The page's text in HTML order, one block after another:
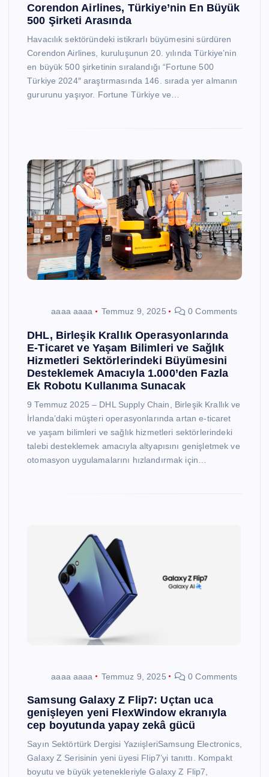
Corendon Airlines, Türkiye’nin En Büyük
500 Şirketi Arasında
Havacılık sektöründeki istikrarlı büyümesini sürdüren
Corendon Airlines, kuruluşunun 20. yılında Türkiye’nin
en büyük 500 şirketinin sıralandığı “Fortune 500
Türkiye 2024″ araştırmasında 146. sırada yer almanın
gururunu yaşıyor. Fortune Türkiye ve…
aaaa aaaa Temmuz 9, 2025 0 Comments
DHL, Birleşik Krallık Operasyonlarında
E-Ticaret ve Yaşam Bilimleri ve Sağlık
Hizmetleri Sektörlerindeki Büyümesini
Desteklemek Amacıyla 1.000’den Fazla
Ek Robotu Kullanıma Sunacak
9 Temmuz 2025 – DHL Supply Chain, Birleşik Krallık ve
İrlanda’daki müşteri operasyonlarında artan e-ticaret
ve yaşam bilimleri ve sağlık hizmetleri sektörlerindeki
talebi desteklemek amacıyla altyapısını genişletmek ve
otomasyon uygulamalarını hızlandırmak için…
aaaa aaaa Temmuz 9, 2025 0 Comments
Samsung Galaxy Z Flip7: Uçtan uca
genişleyen yeni FlexWindow ekranıyla
cep boyutunda yapay zekâ gücü
Sayın Sektörtürk Dergisi YazıişleriSamsung Electronics,
Galaxy Z Serisinin yeni üyesi Flip7’yi tanıttı. Kompakt
boyutu ve büyük yetenekleriyle Galaxy Z Flip7,